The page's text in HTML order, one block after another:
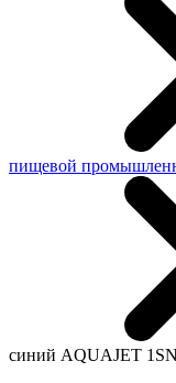
пищевой
синий AQUAJET 1SN